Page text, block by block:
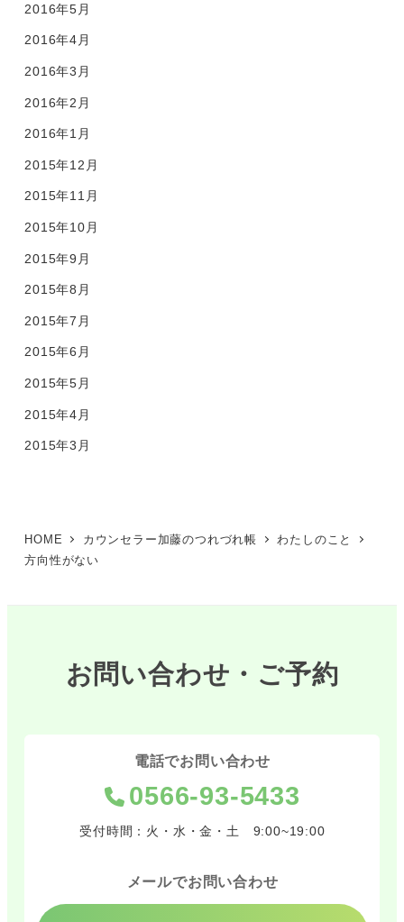
2016年5月
2016年4月
2016年3月
2016年2月
2016年1月
2015年12月
2015年11月
2015年10月
2015年9月
2015年8月
2015年7月
2015年6月
2015年5月
2015年4月
2015年3月
HOME カウンセラー加藤のつれづれ帳
わたしのこと
方向性がない
お問い合わせ・ご予約
電話でお問い合わせ
0566-93-5433
受付時間：火・水・金・土 9:00~19:00
メールでお問い合わせ